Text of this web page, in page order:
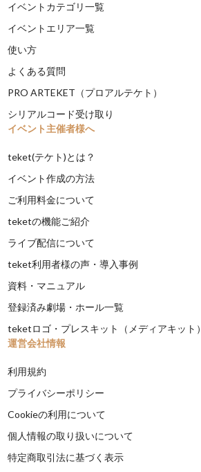
イベントカテゴリ一覧
イベントエリア一覧
使い方
よくある質問
PRO ARTEKET（プロアルテケト）
シリアルコード受け取り
イベント主催者様へ
teket(テケト)とは？
イベント作成の方法
ご利用料金について
teketの機能ご紹介
ライブ配信について
teket利用者様の声・導入事例
資料・マニュアル
登録済み劇場・ホール一覧
teketロゴ・プレスキット（メディアキット）
運営会社情報
利用規約
プライバシーポリシー
Cookieの利用について
個人情報の取り扱いについて
特定商取引法に基づく表示